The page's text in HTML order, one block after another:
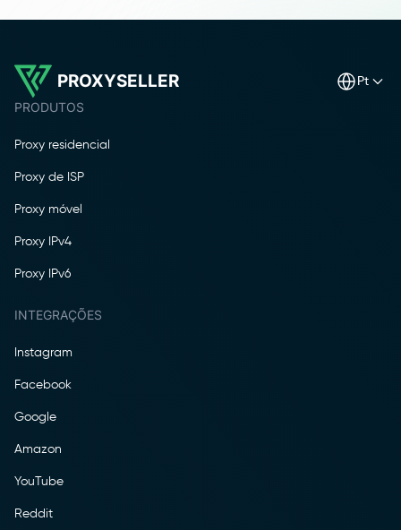
PROXYSELLER pt
PRODUTOS
Proxy residencial
Proxy de ISP
Proxy móvel
Proxy IPv4
Proxy IPv6
INTEGRAÇÕES
Instagram
Facebook
Google
Amazon
YouTube
Reddit